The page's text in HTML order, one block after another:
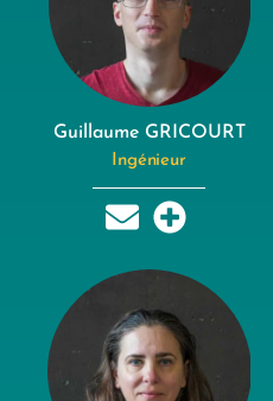
Guillaume GRICOURT
Ingénieur